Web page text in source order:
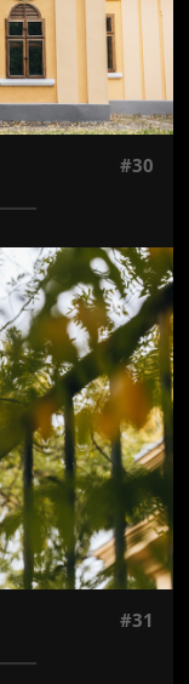
#30
#31